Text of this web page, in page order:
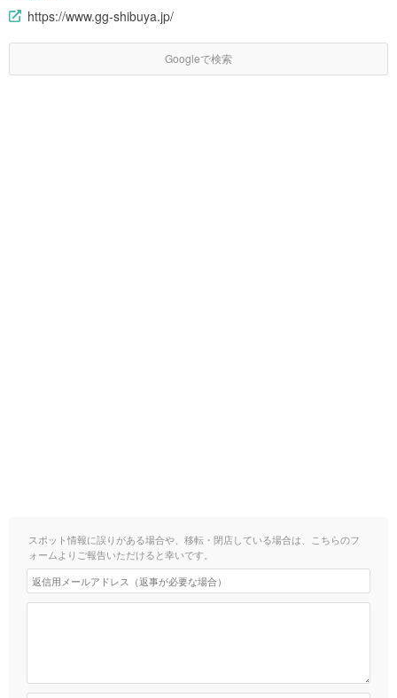
https://www.gg-shibuya.jp/
Googleで検索
スポット情報に誤りがある場合や、移転・閉店している場合は、こちらのフ
ォームよりご報告いただけると幸いです。